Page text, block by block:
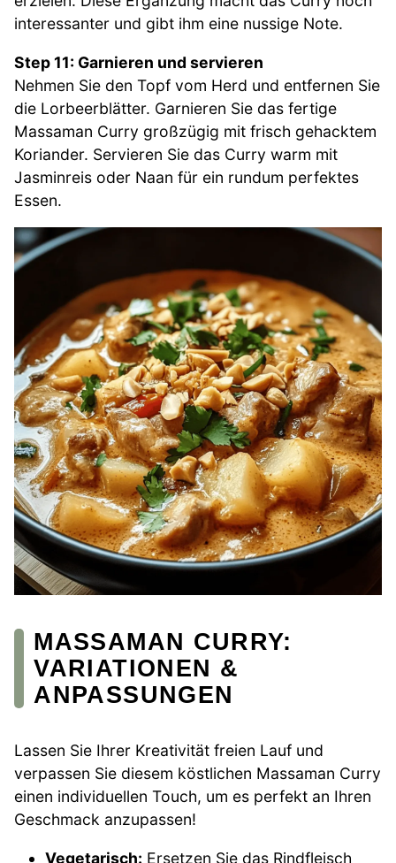
interessanter und gibt ihm eine nussige Note.
Step 11: Garnieren und servieren
Nehmen Sie den Topf vom Herd und entfernen Sie
die Lorbeerblätter. Garnieren Sie das fertige
Massaman Curry großzügig mit frisch gehacktem
Koriander. Servieren Sie das Curry warm mit
Jasminreis oder Naan für ein rundum perfektes
Essen.
MASSAMAN CURRY:
VARIATIONEN &
ANPASSUNGEN
Lassen Sie Ihrer Kreativität freien Lauf und
verpassen Sie diesem köstlichen Massaman Curry
einen individuellen Touch, um es perfekt an Ihren
Geschmack anzupassen!
Vegetarisch: Ersetzen Sie das Rindfleisch